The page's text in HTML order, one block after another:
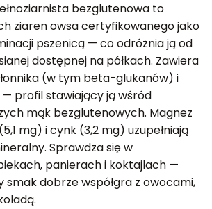
bezglutenowa to
ziaren owsa certyfikowanego jako
pszenicą — co odróżnia ją od
dostępnej na półkach. Zawiera
(w tym beta-glukanów) i
— profil stawiający ją wśród
mąk bezglutenowych. Magnez
mg) i cynk (3,2 mg) uzupełniają
Sprawdza się w
panierach i koktajlach —
smak dobrze współgra z owocami,